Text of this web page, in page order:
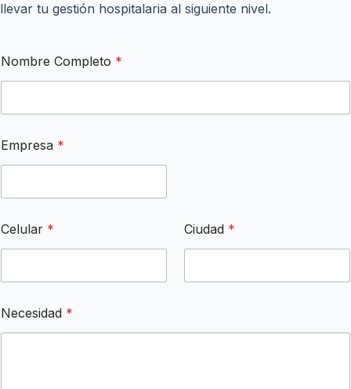
llevar tu gestión hospitalaria al siguiente nivel.
Nombre Completo *
Empresa *
Celular * Ciudad *
Necesidad *